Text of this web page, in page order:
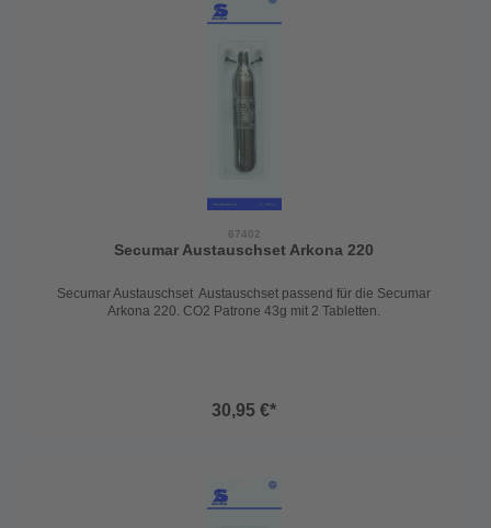
67402
Secumar Austauschset Arkona 220
Secumar Austauschset Austauschset passend für die Secumar
Arkona 220. CO2 Patrone 43g mit 2 Tabletten.
30,95 €*